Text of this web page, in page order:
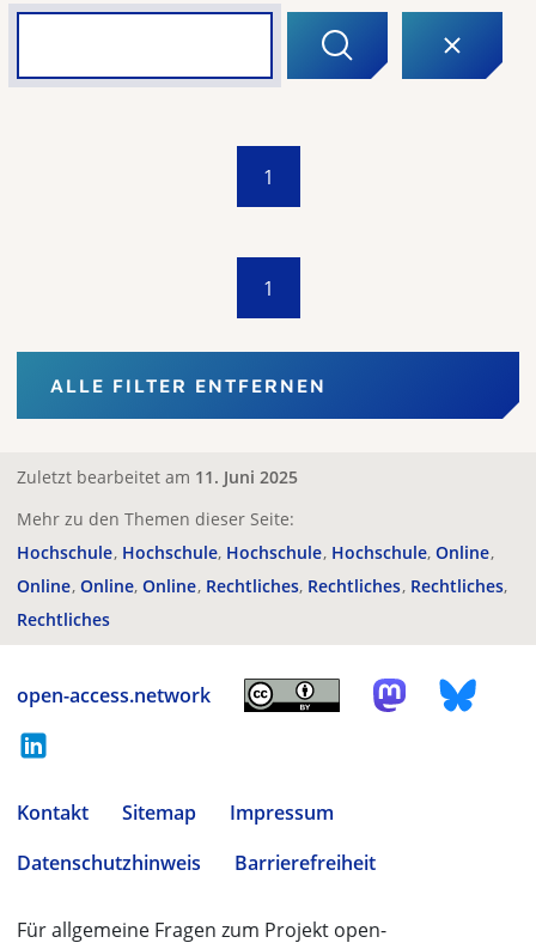
1
1
ALLE FILTER ENTFERNEN
Zuletzt bearbeitet am 11. Juni 2025
Mehr zu den Themen dieser Seite:
Hochschule Hochschule Hochschule Hochschule Online
Online Online Online Rechtliches Rechtliches Rechtliches
Rechtliches
open-access.network
Kontakt Sitemap
Impressum
Datenschutzhinweis
Barrierefreiheit
Für allgemeine Fragen zum Projekt open-